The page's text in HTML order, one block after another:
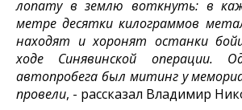
лопату в землю воткнуть: в
метре десятки килограммов
находят и хоронят останки
ходе Синявинской операции.
автопробега был митинг у
провели, - рассказал Владимир